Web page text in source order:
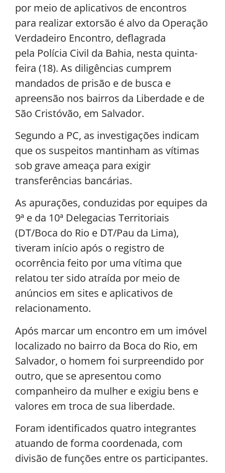
por meio de aplicativos de encontros
para realizar extorsão é alvo da Operação
Verdadeiro Encontro, deflagrada
pela Polícia Civil da Bahia, nesta quinta-
feira (18). As diligências cumprem
mandados de prisão e de busca e
apreensão nos bairros da Liberdade e de
São Cristóvão, em Salvador.
Segundo a PC, as investigações indicam
que os suspeitos mantinham as vítimas
sob grave ameaça para exigir
transferências bancárias.
As apurações, conduzidas por equipes da
9ª e da 10ª Delegacias Territoriais
(DT/Boca do Rio e DT/Pau da Lima),
tiveram início após o registro de
ocorrência feito por uma vítima que
relatou ter sido atraída por meio de
anúncios em sites e aplicativos de
relacionamento.
Após marcar um encontro em um imóvel
localizado no bairro da Boca do Rio, em
Salvador, o homem foi surpreendido por
outro, que se apresentou como
companheiro da mulher e exigiu bens e
valores em troca de sua liberdade.
Foram identificados quatro integrantes
atuando de forma coordenada, com
divisão de funções entre os participantes.